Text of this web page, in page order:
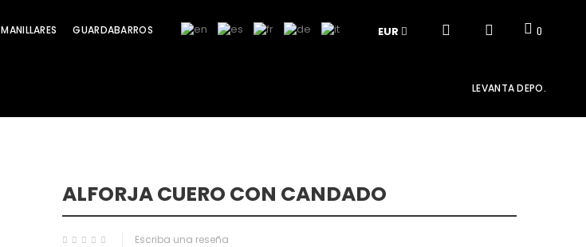
EUR 0
MANILLARES GUARDABARROS
LEVANTA DEPO.
ALFORJA CUERO CON CANDADO
Escriba una reseña